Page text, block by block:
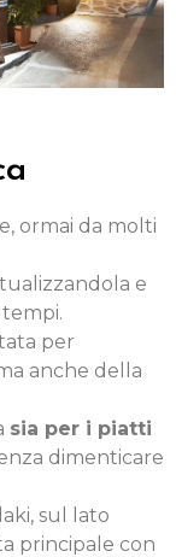
ormai da molti
e
per
anche della
sia per i piatti
dimenticare
sul lato
principale con